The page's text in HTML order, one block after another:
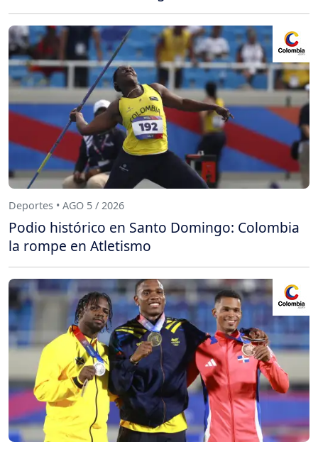
Deportes • AGO 5 / 2026
Podio histórico en Santo Domingo: Colombia
la rompe en Atletismo